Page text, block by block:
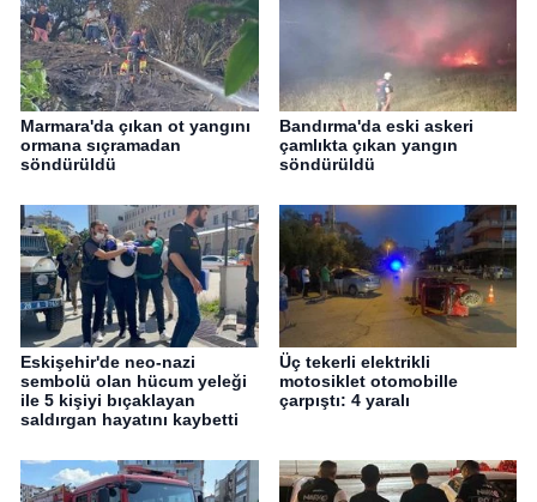
Marmara'da çıkan ot yangını
ormana sıçramadan
söndürüldü
Bandırma'da eski askeri
çamlıkta çıkan yangın
söndürüldü
Eskişehir'de neo-nazi
sembolü olan hücum yeleği
ile 5 kişiyi bıçaklayan
saldırgan hayatını kaybetti
Üç tekerli elektrikli
motosiklet otomobille
çarpıştı: 4 yaralı